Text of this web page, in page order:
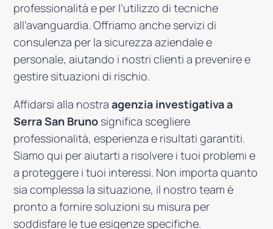
professionalità e per l’utilizzo di tecniche
all’avanguardia. Offriamo anche servizi di
consulenza per la sicurezza aziendale e
personale, aiutando i nostri clienti a prevenire e
gestire situazioni di rischio.
Affidarsi alla nostraagenzia investigativa a
Serra San Bruno significa scegliere
professionalità, esperienza e risultati garantiti.
Siamo qui per aiutarti a risolvere i tuoi problemi e
a proteggere i tuoi interessi. Non importa quanto
sia complessa la situazione, il nostro team è
pronto a fornire soluzioni su misura per
soddisfare le tue esigenze specifiche.